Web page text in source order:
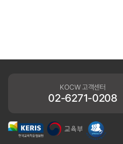
KOCW 고객센터
02-6271-0208